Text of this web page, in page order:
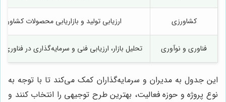
کشاورزی ارزیابی تولید و بازاریابی محصولات
فناوری و نوآوری تحلیل بازار، ارزیابی فنی و سرمایه‌گذاری در
این جدول به مدیران و سرمایه‌گذاران کمک می‌کند تا با توجه به
نوع پروژه و حوزه فعالیت، بهترین طرح توجیهی را انتخاب کنند و